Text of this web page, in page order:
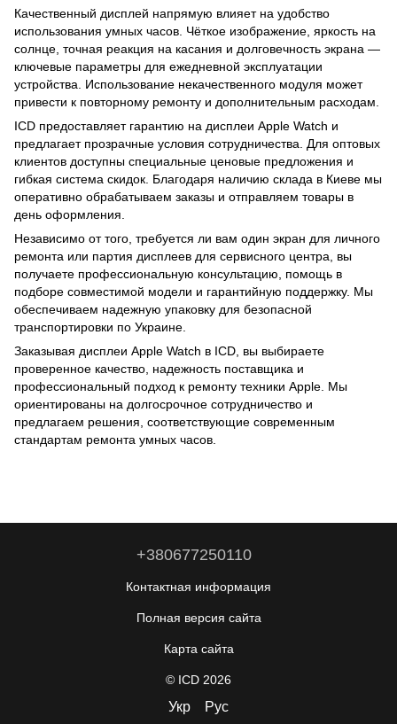
Качественный дисплей напрямую влияет на удобство
использования умных часов. Чёткое изображение, яркость на
солнце, точная реакция на касания и долговечность экрана —
ключевые параметры для ежедневной эксплуатации
устройства. Использование некачественного модуля может
привести к повторному ремонту и дополнительным расходам.
ICD предоставляет гарантию на дисплеи Apple Watch и
предлагает прозрачные условия сотрудничества. Для оптовых
клиентов доступны специальные ценовые предложения и
гибкая система скидок. Благодаря наличию склада в Киеве мы
оперативно обрабатываем заказы и отправляем товары в
день оформления.
Независимо от того, требуется ли вам один экран для личного
ремонта или партия дисплеев для сервисного центра, вы
получаете профессиональную консультацию, помощь в
подборе совместимой модели и гарантийную поддержку. Мы
обеспечиваем надежную упаковку для безопасной
транспортировки по Украине.
Заказывая дисплеи Apple Watch в ICD, вы выбираете
проверенное качество, надежность поставщика и
профессиональный подход к ремонту техники Apple. Мы
ориентированы на долгосрочное сотрудничество и
предлагаем решения, соответствующие современным
стандартам ремонта умных часов.
+380677250110
Контактная информация
Полная версия сайта
Карта сайта
© ICD 2026
Укр Рус